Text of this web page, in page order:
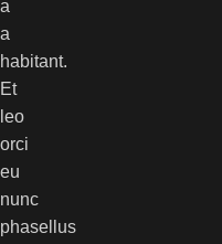
a
a
habitant.
Et
leo
orci
eu
nunc
phasellus